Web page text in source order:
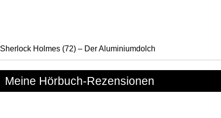
Sherlock Holmes (72) – Der Aluminiumdolch
Meine Hörbuch-Rezensionen